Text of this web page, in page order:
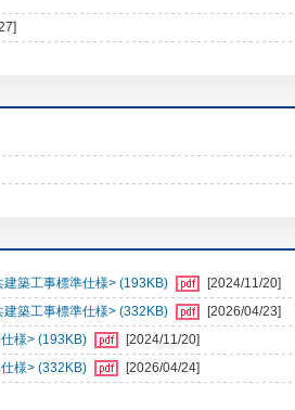
築工事標準仕様> (193KB)
[2024/11/20]
築工事標準仕様> (332KB)
[2026/04/23]
様> (193KB)
[2024/11/20]
様> (332KB)
[2026/04/24]